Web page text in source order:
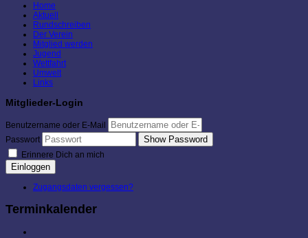
Home
Aktuell
Rundschreiben
Der Verein
Mitglied werden
Jugend
Wettfahrt
Umwelt
Links
Mitglieder-Login
Benutzername oder E-Mail
Passwort
Show Password
Erinnere Dich an mich
Einloggen
Zugangsdaten vergessen?
Terminkalender